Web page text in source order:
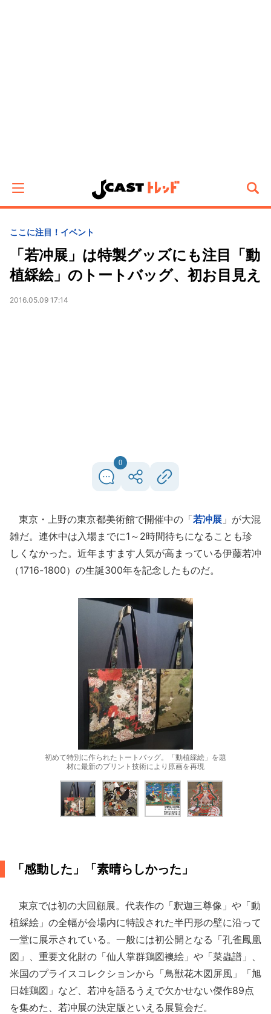
ここに注目！ イベント
「若冲展」は特製グッズにも注目「動
植綵絵」のトートバッグ、初お目見え
2016.05.09 17:14
0
東京・上野の東京都美術館で開催中の「若冲展 」が大混
雑だ。連休中は入場までに1～2時間待ちになることも珍
しくなかった。近年ますます人気が高まっている伊藤若冲
（1716-1800）の生誕300年を記念したものだ。
初めて特別に作られたトートバッグ。「動植綵絵」を題
材に最新のプリント技術により原画を再現
「感動した」「素晴らしかった」
東京では初の大回顧展。代表作の「釈迦三尊像」や「動
植綵絵」の全幅が会場内に特設された半円形の壁に沿って
一堂に展示されている。一般には初公開となる「孔雀鳳凰
図」、重要文化財の「仙人掌群鶏図襖絵」や「菜蟲譜」、
米国のプライスコレクションから「鳥獣花木図屏風」「旭
日雄鶏図」など、若冲を語るうえで欠かせない傑作89点
を集めた、若冲展の決定版といえる展覧会だ。